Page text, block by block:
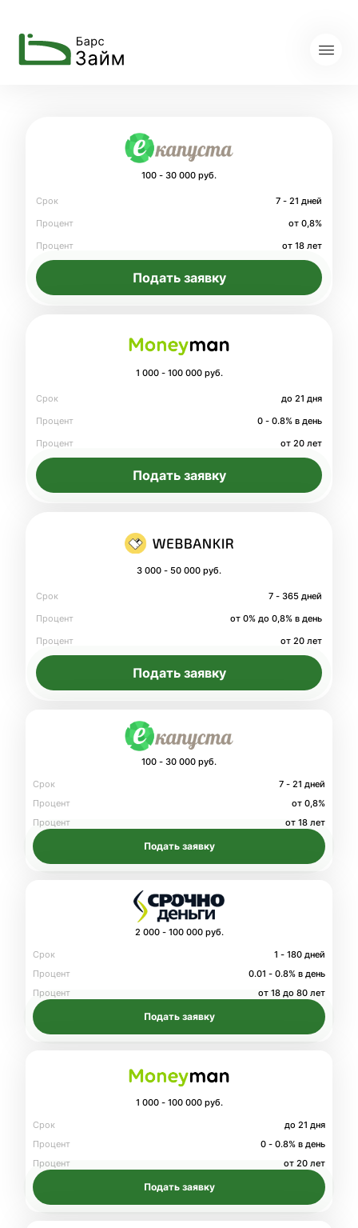
100 - 30 000 руб.
Срок
7 - 21 дней
Процент
от 0,8%
Процент
от 18 лет
Подать заявку
1 000 - 100 000 руб.
Срок
до 21 дня
Процент
0 - 0.8% в день
Процент
от 20 лет
Подать заявку
3 000 - 50 000 руб.
Срок
7 - 365 дней
Процент
от 0% до 0,8% в день
Процент
от 20 лет
Подать заявку
100 - 30 000 руб.
Срок
7 - 21 дней
Процент
от 0,8%
Процент
от 18 лет
Подать заявку
2 000 - 100 000 руб.
Срок
1 - 180 дней
Процент
0.01 - 0.8% в день
Процент
от 18 до 80 лет
Подать заявку
1 000 - 100 000 руб.
Срок
до 21 дня
Процент
0 - 0.8% в день
Процент
от 20 лет
Подать заявку